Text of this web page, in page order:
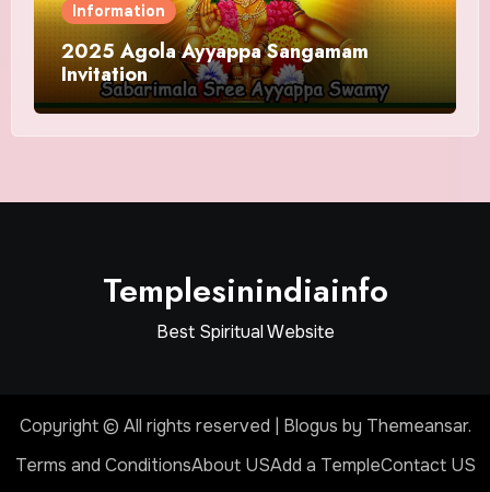
Information
2025 Agola Ayyappa Sangamam
Invitation
Templesinindiainfo
Best Spiritual Website
Copyright © All rights reserved Blogus by Themeansar.
Terms and ConditionsAbout USAdd a TempleContact US